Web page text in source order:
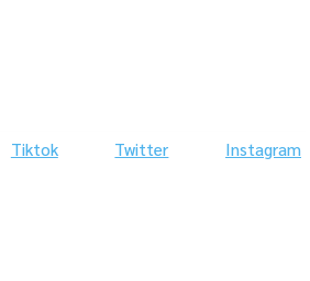
Tiktok Twitter Instagram